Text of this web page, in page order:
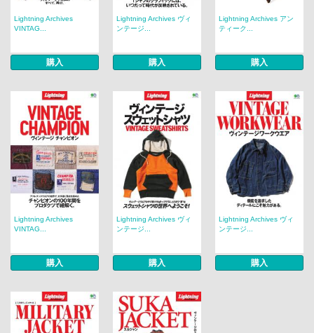
Lightning Archives
VINTAG...
購入
Lightning Archives ヴィ
ンテージ...
購入
Lightning Archives アン
ティーク...
購入
Lightning Archives
VINTAG...
購入
Lightning Archives ヴィ
ンテージ...
購入
Lightning Archives ヴィ
ンテージ...
購入